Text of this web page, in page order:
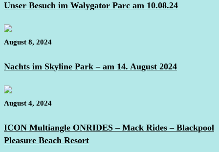
Unser Besuch im Walygator Parc am 10.08.24
August 8, 2024
Nachts im Skyline Park – am 14. August 2024
August 4, 2024
ICON Multiangle ONRIDES – Mack Rides – Blackpool
Pleasure Beach Resort